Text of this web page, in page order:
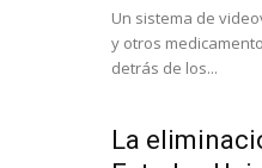
Un sistema de
y otros
detrás de los...
La